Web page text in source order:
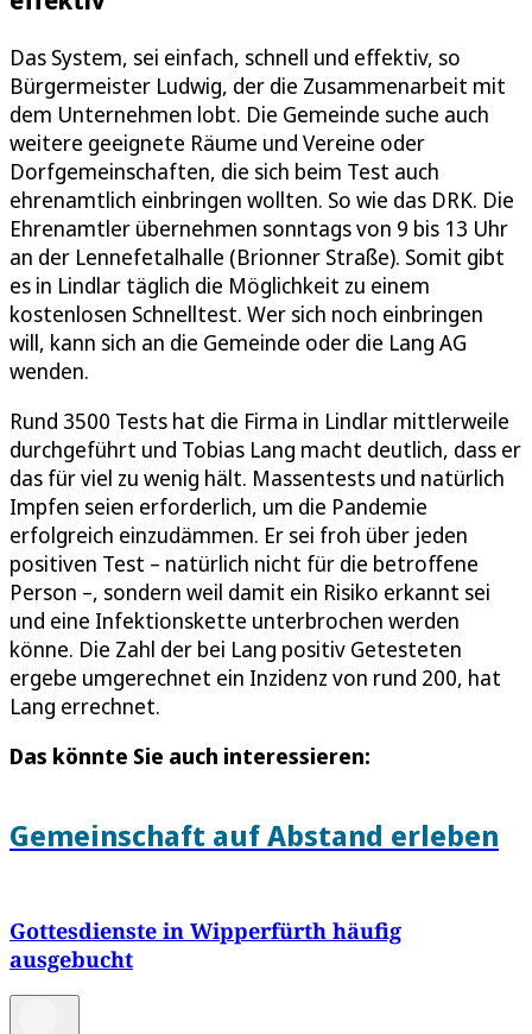
Das System, sei einfach, schnell und effektiv, so
Bürgermeister Ludwig, der die Zusammenarbeit mit
dem Unternehmen lobt. Die Gemeinde suche auch
weitere geeignete Räume und Vereine oder
Dorfgemeinschaften, die sich beim Test auch
ehrenamtlich einbringen wollten. So wie das DRK. Die
Ehrenamtler übernehmen sonntags von 9 bis 13 Uhr
an der Lennefetalhalle (Brionner Straße). Somit gibt
es in Lindlar täglich die Möglichkeit zu einem
kostenlosen Schnelltest. Wer sich noch einbringen
will, kann sich an die Gemeinde oder die Lang AG
wenden.
Rund 3500 Tests hat die Firma in Lindlar mittlerweile
durchgeführt und Tobias Lang macht deutlich, dass er
das für viel zu wenig hält. Massentests und natürlich
Impfen seien erforderlich, um die Pandemie
erfolgreich einzudämmen. Er sei froh über jeden
positiven Test – natürlich nicht für die betroffene
Person –, sondern weil damit ein Risiko erkannt sei
und eine Infektionskette unterbrochen werden
könne. Die Zahl der bei Lang positiv Getesteten
ergebe umgerechnet ein Inzidenz von rund 200, hat
Lang errechnet.
Das könnte Sie auch interessieren:
Gemeinschaft auf Abstand erleben
Gottesdienste in Wipperfürth häufig
ausgebucht